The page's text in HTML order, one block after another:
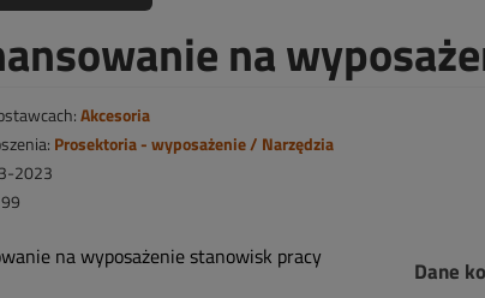
na
Akcesoria
Prosektoria - wyposażenie / Narzędzia
2023
Dane